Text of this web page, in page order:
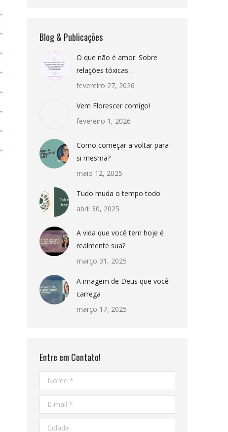
Blog & Publicações
O que não é amor. Sobre
relações tóxicas…
fevereiro 27, 2026
Vem Florescer comigo!
fevereiro 1, 2026
Como começar a voltar para
si mesma?
maio 12, 2025
Tudo muda o tempo todo
abril 30, 2025
A vida que você tem hoje é
realmente sua?
março 31, 2025
A imagem de Deus que você
carrega
março 17, 2025
Entre em Contato!
Nome *
E-mail *
Cidade